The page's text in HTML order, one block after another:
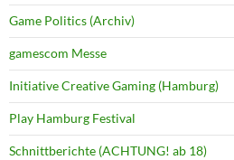
Game Politics (Archiv)
gamescom Messe
Initiative Creative Gaming (Hamburg)
Play Hamburg Festival
Schnittberichte (ACHTUNG! ab 18)